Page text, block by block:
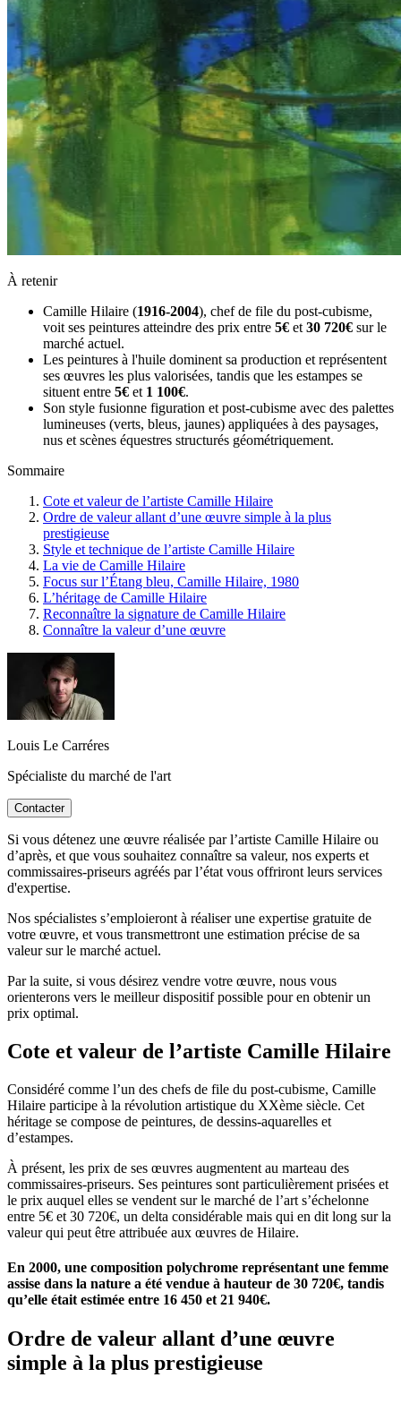
À retenir
Camille Hilaire (1916-2004), chef de file du post-cubisme,
voit ses peintures atteindre des prix entre 5€ et 30 720€ sur le
marché actuel.
Les peintures à l'huile dominent sa production et représentent
ses œuvres les plus valorisées, tandis que les estampes se
situent entre 5€ et 1 100€.
Son style fusionne figuration et post-cubisme avec des palettes
lumineuses (verts, bleus, jaunes) appliquées à des paysages,
nus et scènes équestres structurés géométriquement.
Sommaire
Cote et valeur de l’artiste Camille Hilaire
Ordre de valeur allant d’une œuvre simple à la plus
prestigieuse
Style et technique de l’artiste Camille Hilaire
La vie de Camille Hilaire
Focus sur l’Étang bleu, Camille Hilaire, 1980
L’héritage de Camille Hilaire
Reconnaître la signature de Camille Hilaire
Connaître la valeur d’une œuvre
Louis Le Carréres
Spécialiste du marché de l'art
Contacter
Si vous détenez une œuvre réalisée par l’artiste Camille Hilaire ou
d’après, et que vous souhaitez connaître sa valeur, nos experts et
commissaires-priseurs agréés par l’état vous offriront leurs services
d'expertise.
Nos spécialistes s’emploieront à réaliser une expertise gratuite de
votre œuvre, et vous transmettront une estimation précise de sa
valeur sur le marché actuel.
Par la suite, si vous désirez vendre votre œuvre, nous vous
orienterons vers le meilleur dispositif possible pour en obtenir un
prix optimal.
Cote et valeur de l’artiste Camille Hilaire
Considéré comme l’un des chefs de file du post-cubisme, Camille
Hilaire participe à la révolution artistique du XXème siècle. Cet
héritage se compose de peintures, de dessins-aquarelles et
d’estampes.
À présent, les prix de ses œuvres augmentent au marteau des
commissaires-priseurs. Ses peintures sont particulièrement prisées et
le prix auquel elles se vendent sur le marché de l’art s’échelonne
entre 5€ et 30 720€, un delta considérable mais qui en dit long sur la
valeur qui peut être attribuée aux œuvres de Hilaire.
En 2000, une composition polychrome représentant une femme
assise dans la nature a été vendue à hauteur de 30 720€, tandis
qu’elle était estimée entre 16 450 et 21 940€.
Ordre de valeur allant d’une œuvre
simple à la plus prestigieuse